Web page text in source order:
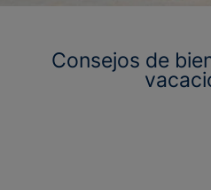
Consejos de